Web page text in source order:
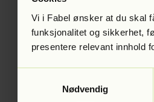
Vi i Fabel ønsker at du skal
funksjonalitet og sikkerhet,
presentere relevant innhold
Nødvendig
Application